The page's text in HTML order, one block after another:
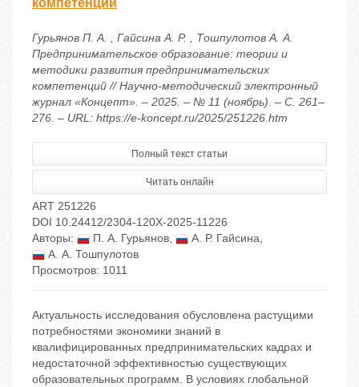
компетенций
Гурьянов П. А. , Гайсина А. Р. , Тошпулотов А. А.
Предпринимательское образование: теории и
методики развития предпринимательских
компетенций // Научно-методический электронный
журнал «Концепт». – 2025. – № 11 (ноябрь). – С. 261–
276. – URL: https://e-koncept.ru/2025/251226.htm
Полный текст статьи
Читать онлайн
ART 251226
DOI 10.24412/2304-120X-2025-11226
Авторы:
П. А. Гурьянов, А. Р. Гайсина,
А. А. Тошпулотов
Просмотров: 1011
Актуальность исследования обусловлена растущими
потребностями экономики знаний в
квалифицированных предпринимательских кадрах и
недостаточной эффективностью существующих
образовательных программ. В условиях глобальной